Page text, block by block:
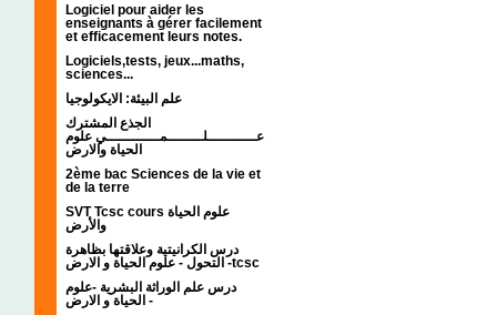
Logiciel pour aider les
enseignants à gérer facilement
et efficacement leurs notes.
Logiciels,tests, jeux...maths,
sciences...
علم البيئة: الايكولوجيا
الجذع المشترك
عـــــــــــلــــــــمــــــــــــي علوم
الحياة والارض
2ème bac Sciences de la vie et
de la terre
SVT Tcsc cours علوم الحياة
والأرض
درس الكرانيتية وعلاقتها بظاهرة
التحول - علوم الحياة و الارض -tcsc
درس علم الوراثة البشرية -علوم
الحياة و الارض -